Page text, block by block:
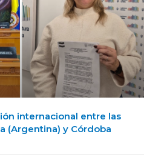
internacional entre las
(Argentina) y Córdoba